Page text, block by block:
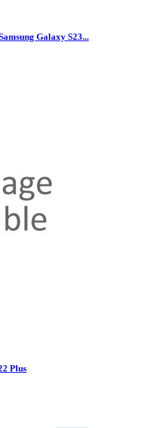
Galaxy S23...
Plus